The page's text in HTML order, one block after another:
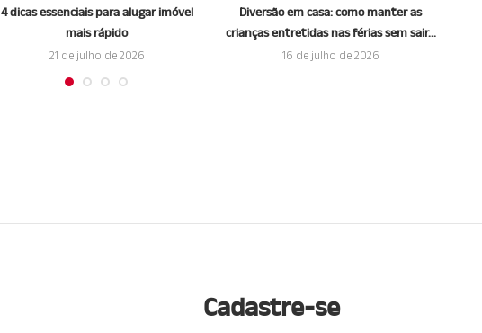
4 dicas essenciais para alugar imóvel
mais rápido
21 de julho de 2026
Diversão em casa: como manter as
crianças entretidas nas férias sem sair...
16 de julho de 2026
Cadastre-se